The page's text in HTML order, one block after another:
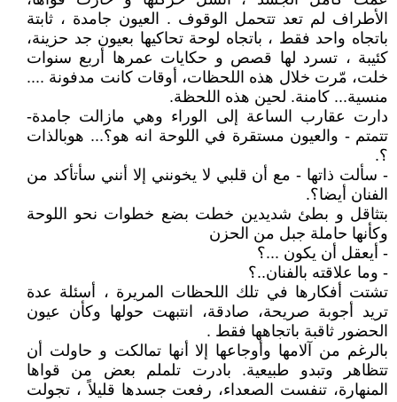
الأطراف لم تعد تتحمل الوقوف . العيون جامدة ، ثابتة
باتجاه واحد فقط ، باتجاه لوحة تحاكيها بعيون جد حزينة،
كئيبة ، تسرد لها قصص و حكايات عمرها أربع سنوات
خلت، مّرت خلال هذه اللحظات، أوقات كانت مدفونة ....
منسية... كامنة. لحين هذه اللحظة.
دارت عقارب الساعة إلى الوراء وهي مازالت جامدة-
تتمتم - والعيون مستقرة في اللوحة انه هو؟... هوبالذات
؟.
- سألت ذاتها - مع أن قلبي لا يخونني إلا أنني سأتأكد من
الفنان أيضا؟.
بتثاقل و بطئ شديدين خطت بضع خطوات نحو اللوحة
وكأنها حاملة جبل من الحزن
- أيعقل أن يكون ...؟
- وما علاقته بالفنان..؟
تشتت أفكارها في تلك اللحظات المريرة ، أسئلة عدة
تريد أجوبة صريحة، صادقة، انتبهت حولها وكأن عيون
الحضور ثاقبة باتجاهها فقط .
بالرغم من آلامها وأوجاعها إلا أنها تمالكت و حاولت أن
تتظاهر وتبدو طبيعية. بادرت تلملم بعض من قواها
المنهارة، تنفست الصعداء، رفعت جسدها قليلاً ، تجولت